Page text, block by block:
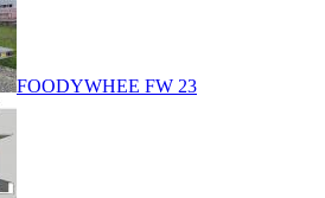
FOODYWHEE FW 23